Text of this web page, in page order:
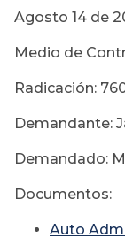
Agosto 14 de
Medio de
Radicación:
Demandante:
Demandado:
Documentos:
Auto